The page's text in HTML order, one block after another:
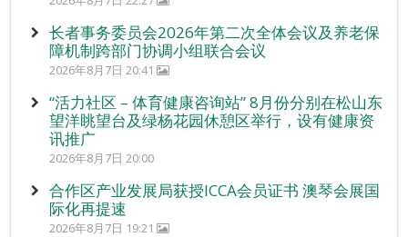
长者事务委员会2026年第二次全体会议及养老保
障机制跨部门协调小组联合会议
2026年8月7日 20:41
“活力社区 – 体育健康咨询站” 8月份分别在松山东
望洋眺望台及绿杨花园休憩区举行，设有健康资
讯推广
2026年8月7日 20:00
合作区产业发展局获授ICCA会员证书 澳琴会展国
际化再提速
2026年8月7日 19:21